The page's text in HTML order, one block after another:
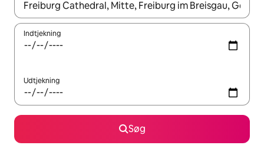
Når resultaterne er tilgængelige, skal du navigere med
Indtjekning
Udtjekning
Søg